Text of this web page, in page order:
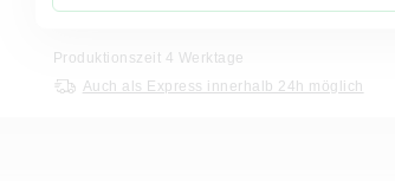
Produktionszeit 4 Werktage
Auch als Express innerhalb 24h möglich